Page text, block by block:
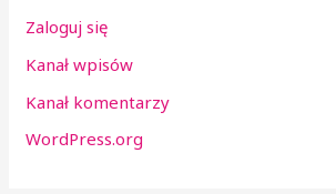
Zaloguj się
Kanał wpisów
Kanał komentarzy
WordPress.org